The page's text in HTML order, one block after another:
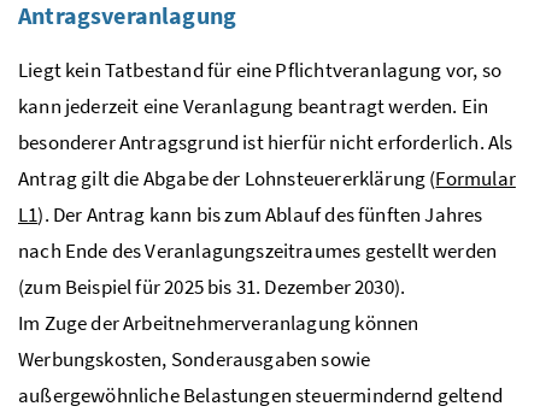
Antragsveranlagung
Liegt kein Tatbestand für eine Pflichtveranlagung vor, so
kann jederzeit eine Veranlagung beantragt werden. Ein
besonderer Antragsgrund ist hierfür nicht erforderlich. Als
Antrag gilt die Abgabe der Lohnsteuererklärung (Formular
L1). Der Antrag kann bis zum Ablauf des fünften Jahres
nach Ende des Veranlagungszeitraumes gestellt werden
(zum Beispiel für 2025 bis 31. Dezember 2030).
Im Zuge der Arbeitnehmerveranlagung können
Werbungskosten, Sonderausgaben sowie
außergewöhnliche Belastungen steuermindernd geltend